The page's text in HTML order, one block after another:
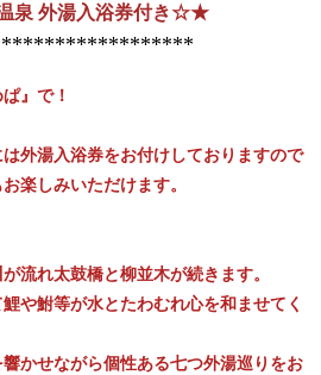
泉 外湯入浴券付き☆★
』で！
外湯入浴券をお付けしておりますので
楽しみいただけます。
流れ太鼓橋と柳並木が続きます。
や鮒等が水とたわむれ心を和ませてく
かせながら個性ある七つ外湯巡りをお